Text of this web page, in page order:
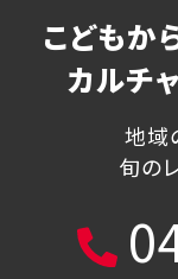
こどもか
カルチ
地域
旬の